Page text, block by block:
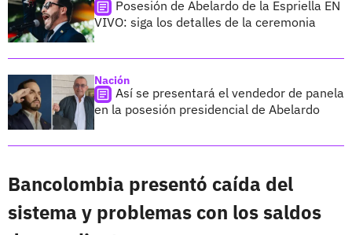
Posesión de Abelardo de la Espriella EN
VIVO: siga los detalles de la ceremonia
Nación
Así se presentará el vendedor de panela
en la posesión presidencial de Abelardo
Bancolombia presentó caída del
sistema y problemas con los saldos